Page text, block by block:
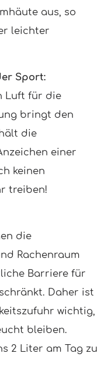
aus, so
leichter
Sport:
Luft für die
bringt den
die
einer
keinen
treiben!
die
Rachenraum
Barriere für
Daher ist
wichtig,
bleiben.
2 Liter am Tag zu